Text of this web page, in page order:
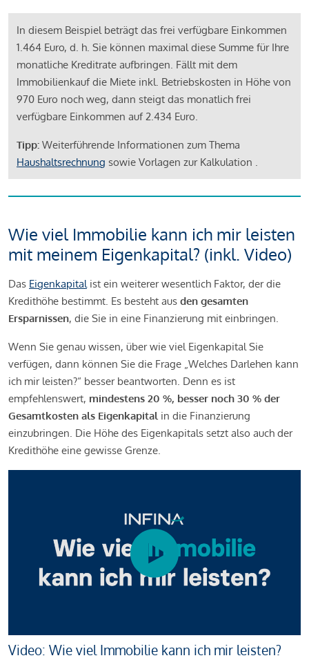
In diesem Beispiel beträgt das frei verfügbare Einkommen
1.464 Euro, d. h. Sie können maximal diese Summe für Ihre
monatliche Kreditrate aufbringen. Fällt mit dem
Immobilienkauf die Miete inkl. Betriebskosten in Höhe von
970 Euro noch weg, dann steigt das monatlich frei
verfügbare Einkommen auf 2.434 Euro.
Tipp: Weiterführende Informationen zum Thema
Haushaltsrechnung sowie Vorlagen zur Kalkulation .
Wie viel Immobilie kann ich mir leisten
mit meinem Eigenkapital? (inkl. Video)
Das Eigenkapitalist ein weiterer wesentlich Faktor, der die
Kredithöhe bestimmt. Es besteht aus den gesamten
Ersparnissen, die Sie in eine Finanzierung mit einbringen.
Wenn Sie genau wissen, über wie viel Eigenkapital Sie
verfügen, dann können Sie die Frage „Welches Darlehen kann
ich mir leisten?“ besser beantworten. Denn es ist
empfehlenswert, mindestens 20 %, besser noch 30 % der
Gesamtkosten als Eigenkapital in die Finanzierung
einzubringen. Die Höhe des Eigenkapitals setzt also auch der
Kredithöhe eine gewisse Grenze.
Video: Wie viel Immobilie kann ich mir leisten?